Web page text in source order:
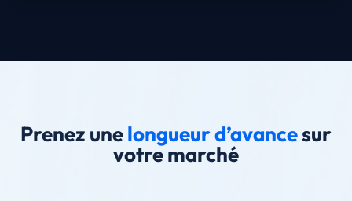
Prenez unelongueur d’avancesur
votre marché